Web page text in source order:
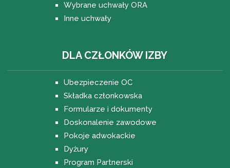
Wybrane uchwały ORA
Inne uchwały
DLA CZŁONKÓW IZBY
Ubezpieczenie OC
Składka członkowska
Formularze i dokumenty
Doskonalenie zawodowe
Pokoje adwokackie
Dyżury
Program Partnerski